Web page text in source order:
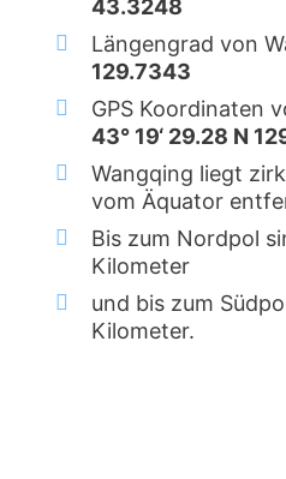
43.3248
Längengrad von
129.7343
GPS Koordinaten
43° 19‘ 29.28 N
Wangqing liegt
vom Äquator
Bis zum Nordpol
Kilometer
und bis zum
Kilometer.